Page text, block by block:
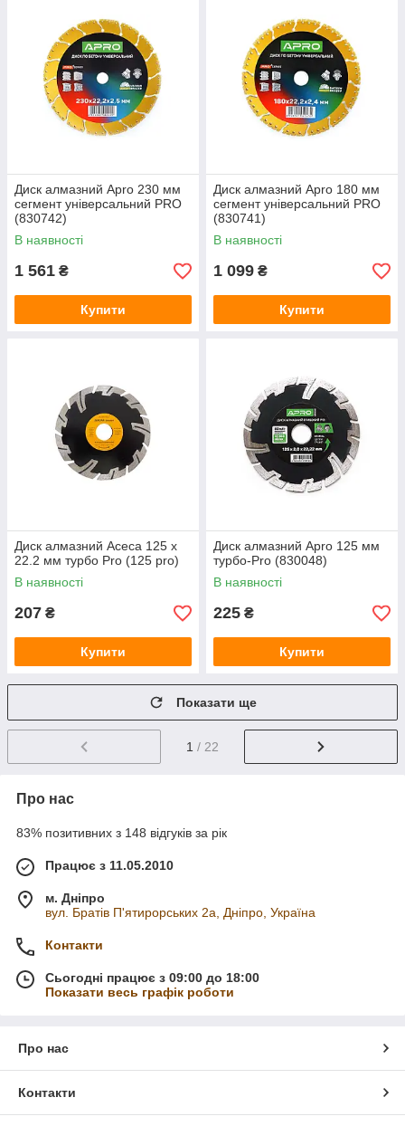
Диск алмазний Apro 230 мм
сегмент універсальний PRO
(830742)
В наявності
1 561 ₴
Купити
Диск алмазний Apro 180 мм
сегмент універсальний PRO
(830741)
В наявності
1 099 ₴
Купити
Диск алмазний Асеса 125 x
22.2 мм турбо Pro (125 pro)
В наявності
207 ₴
Купити
Диск алмазний Apro 125 мм
турбо-Pro (830048)
В наявності
225 ₴
Купити
Показати ще
1 / 22
Про нас
83% позитивних з 148 відгуків за рік
Працює з 11.05.2010
м. Дніпро
вул. Братів П'ятирорських 2а, Дніпро, Україна
Контакти
Сьогодні працює з 09:00 до 18:00
Показати весь графік роботи
Про нас
Контакти